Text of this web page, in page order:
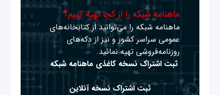
ماهنامه شبکه را از کجا تهیه کنیم؟
ماهنامه شبکه را می‌توانید از کتابخانه‌های
عمومی سراسر کشور و نیز از دکه‌های
روزنامه‌فروشی تهیه نمائید.
ثبت اشتراک نسخه کاغذی ماهنامه شبکه
ثبت اشتراک نسخه آنلاین